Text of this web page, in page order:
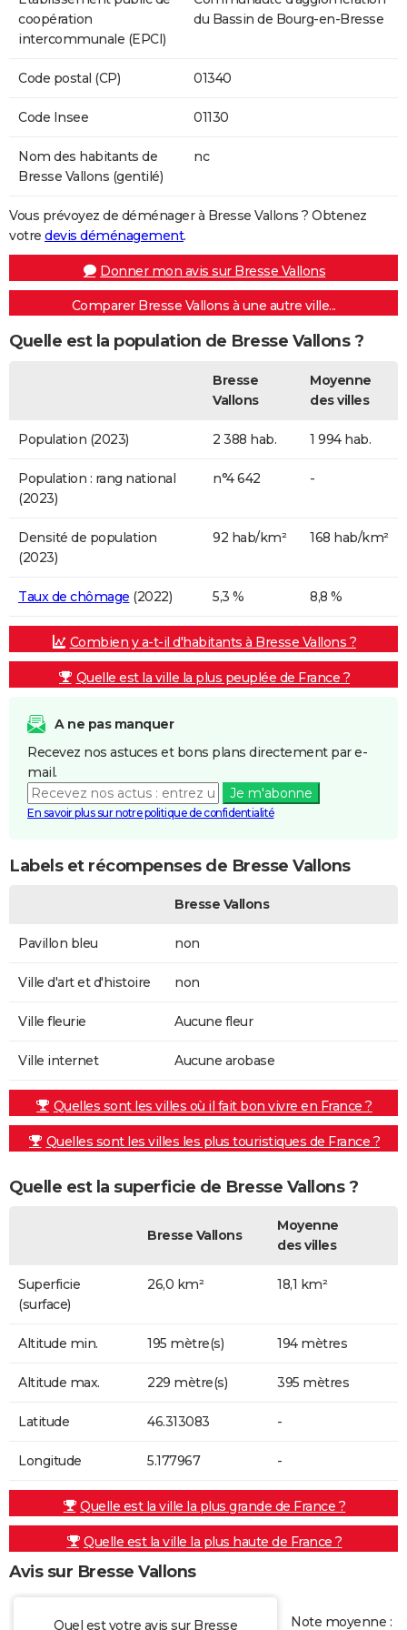
coopération
intercommunale (EPCI)
du Bassin de Bourg-en-Bresse
Code postal (CP) 01340
Code Insee 01130
Nom des habitants de
Bresse Vallons (gentilé)
nc
Vous prévoyez de déménager à Bresse Vallons ? Obtenez
votre devis déménagement.
Donner mon avis sur Bresse Vallons
Comparer Bresse Vallons à une autre ville...
Quelle est la population de Bresse Vallons ?
Bresse
Vallons
Moyenne
des villes
Population (2023) 2 388 hab. 1 994 hab.
Population : rang national
(2023)
n°4 642 -
Densité de population
(2023)
92 hab/km² 168 hab/km²
Taux de chômage (2022) 5,3 % 8,8 %
Combien y a-t-il d'habitants à Bresse Vallons ?
Quelle est la ville la plus peuplée de France ?
A ne pas manquer
Recevez nos astuces et bons plans directement par e-
mail.
Je m'abonne
En savoir plus sur notre politique de confidentialité
Labels et récompenses de Bresse Vallons
Bresse Vallons
Pavillon bleu non
Ville d'art et d'histoire non
Ville fleurie Aucune fleur
Ville internet Aucune arobase
Quelles sont les villes où il fait bon vivre en France ?
Quelles sont les villes les plus touristiques de France ?
Quelle est la superficie de Bresse Vallons ?
Bresse Vallons
Moyenne
des villes
Superficie
(surface)
26,0 km² 18,1 km²
Altitude min. 195 mètre(s) 194 mètres
Altitude max. 229 mètre(s) 395 mètres
Latitude 46.313083 -
Longitude 5.177967 -
Quelle est la ville la plus grande de France ?
Quelle est la ville la plus haute de France ?
Avis sur Bresse Vallons
Quel est votre avis sur Bresse Note moyenne :